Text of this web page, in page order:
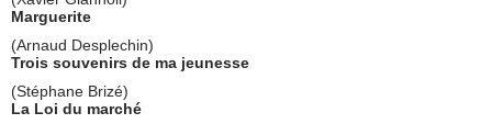
Marguerite
(Arnaud Desplechin)
Trois souvenirs de ma jeunesse
(Stéphane Brizé)
La Loi du marché